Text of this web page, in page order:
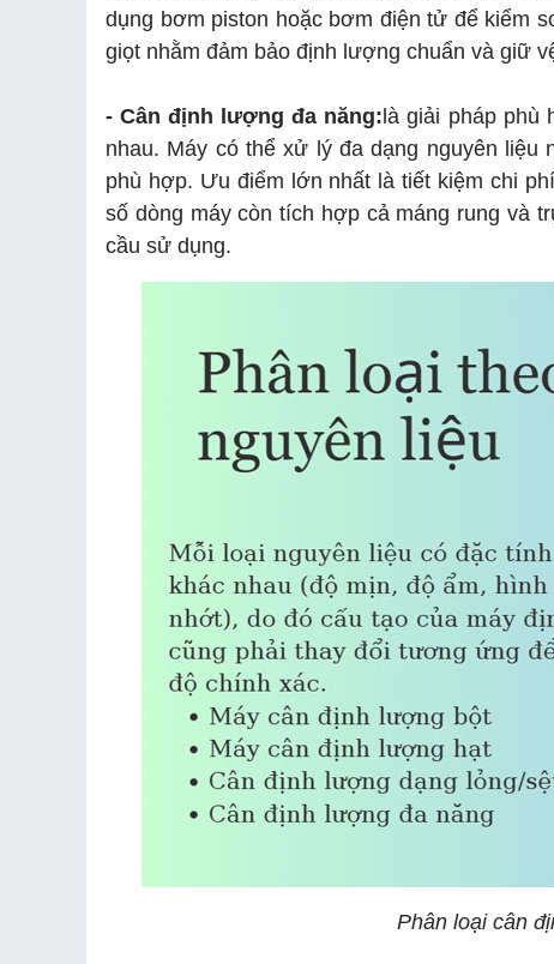
dụng bơm piston hoặc bơm điện tử để kiểm
giọt nhằm đảm bảo định lượng chuẩn và giữ
- Cân định lượng đa năng: là giải pháp phù
nhau. Máy có thể xử lý đa dạng nguyên liệu
phù hợp. Ưu điểm lớn nhất là tiết kiệm chi
số dòng máy còn tích hợp cả máng rung và
cầu sử dụng.
Phân loại cân